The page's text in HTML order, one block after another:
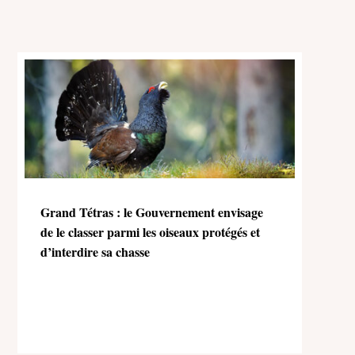
Grand Tétras : le Gouvernement envisage
de le classer parmi les oiseaux protégés et
d’interdire sa chasse